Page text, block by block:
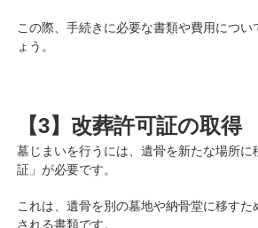
この際、手続きに必要な書類や費用につい
ょう。
【3】改葬許可証の取得
墓じまいを行うには、遺骨を新たな場所に
証」が必要です。
これは、遺骨を別の墓地や納骨堂に移す
される書類です。